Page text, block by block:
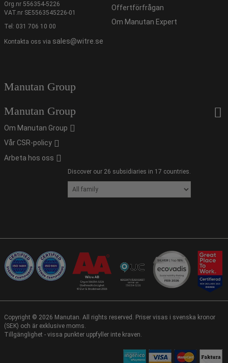
Org.nr 556354-5226
VAT.nr SE5563545226-01
Tel: 031 706 10 00
Kontakta oss via sales@witre.se
Offertförfrågan
Om Manutan Expert
Manutan Group
Manutan Group
Om Manutan Group
Vår CSR-policy
Arbeta hos oss
Discover our 26 subsidiaries in 17 countries.
Copyright © 2026 Manutan. All rights reserved. Priser visas i svenska kronor
(SEK) och är exklusive moms.
Tillgänglighet - vissa punkter uppfyller inte kraven.